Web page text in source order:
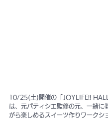
10/25(土)開催の「JOYLIFE!!
は、元パティシエ監修の元、一緒に
がら楽しめるスイーツ作りワークシ